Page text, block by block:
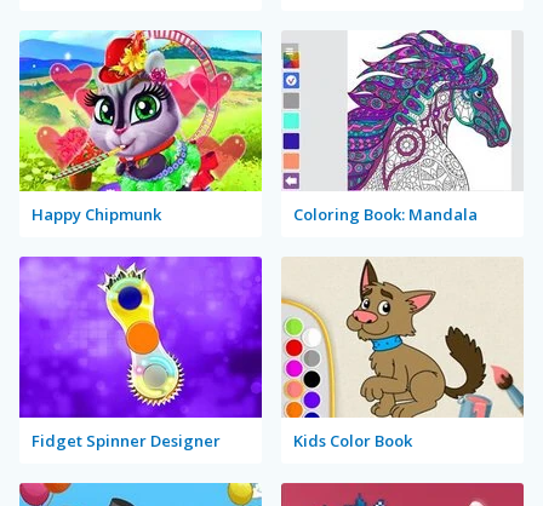
Happy Chipmunk Coloring Book: Mandala
Fidget Spinner Designer Kids Color Book